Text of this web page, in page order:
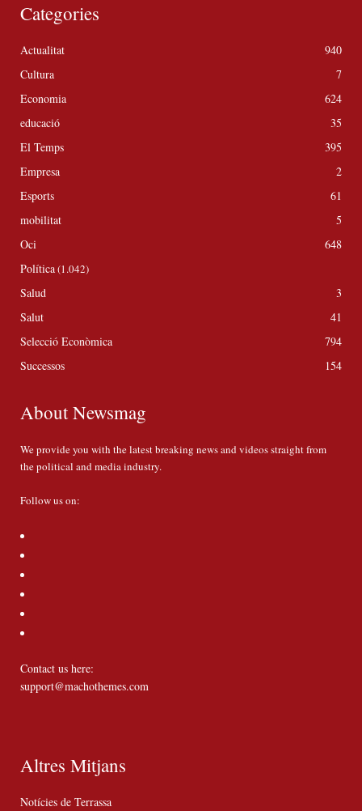
Categories
Actualitat
940
Cultura
7
Economia
624
educació
35
El Temps
395
Empresa
2
Esports
61
mobilitat
5
Oci
648
Política(1.042)
Salud
3
Salut
41
Selecció Econòmica
794
Successos
154
About Newsmag
We provide you with the latest breaking news and videos straight from
the political and media industry.
Follow us on:
Contact us here:
support@machothemes.com
Altres Mitjans
Notícies de Terrassa